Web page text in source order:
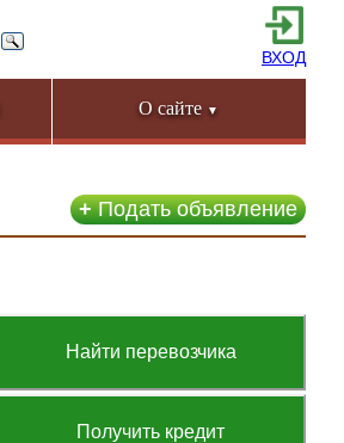
ВХОД
О сайте ▼
+Подать объявление
Найти перевозчика
Получить кредит